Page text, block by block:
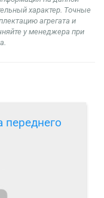
характер. Точные
агрегата и
у менеджера при
переднего